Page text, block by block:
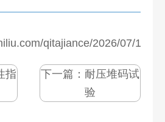
qitajiance/2026/07/
指
下一篇： 耐压堆码试
验